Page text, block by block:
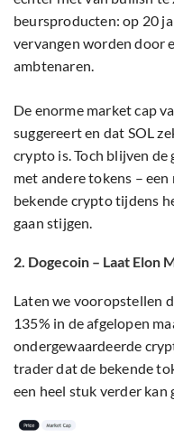
beursproducten: op 20
vervangen worden door
ambtenaren.
De enorme market cap
suggereert en dat SOL
crypto is. Toch blijven
met andere tokens –
bekende crypto tijdens
gaan stijgen.
2. Dogecoin – Laat Elon
Laten we vooropstellen
135% in de afgelopen
ondergewaardeerde
trader dat de bekende
een heel stuk verder kan